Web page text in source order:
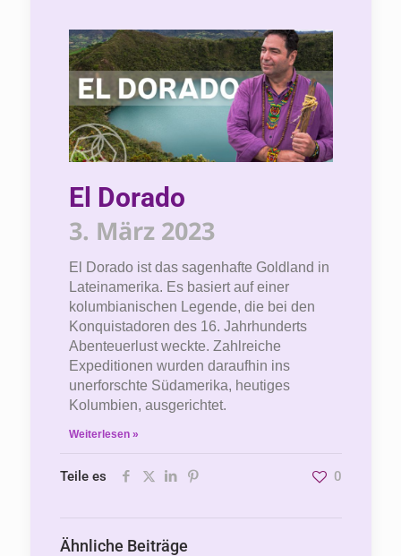
El Dorado
3. März 2023
El Dorado ist das sagenhafte Goldland in
Lateinamerika. Es basiert auf einer
kolumbianischen Legende, die bei den
Konquistadoren des 16. Jahrhunderts
Abenteuerlust weckte. Zahlreiche
Expeditionen wurden daraufhin ins
unerforschte Südamerika, heutiges
Kolumbien, ausgerichtet.
Weiterlesen »
Teile es 0
Ähnliche Beiträge